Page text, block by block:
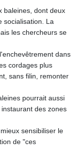
baleines, dont deux
socialisation. La
les chercheurs se
dans
cordages plus
sans filin, remonter
pourrait aussi
des zones
sensibiliser le
de "ces